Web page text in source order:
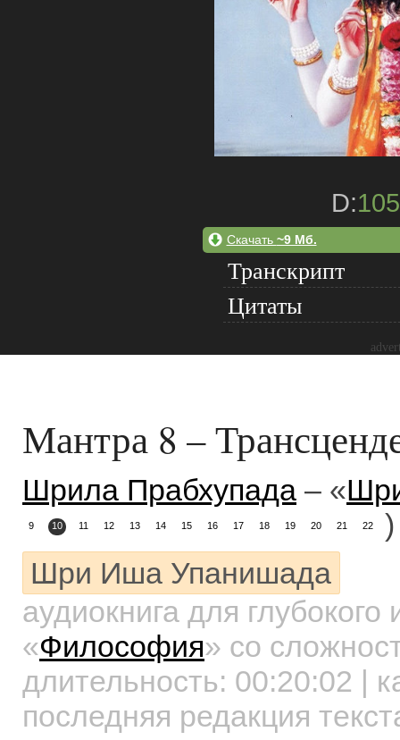
D:
Скачать ~9 Мб.
Транскрипт
Цитаты
Мантра 8 –
Шрила Прабхупада – «
9 10 11 12 13 14 15 16 17 18 19 20 21 22
)
Шри Иша Упанишада
аудиокнига для
«Философия» со
длительность: 00:20:02 |
последняя редакция